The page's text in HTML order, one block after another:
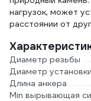
нагрузок, может
расстоянии от
Диаметр резьбы
Диаметр установки
Длина анкера
Min вырывающая